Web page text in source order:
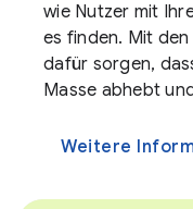
wie Nutzer mit
es finden. Mit
dafür sorgen,
Masse abhebt
Weitere